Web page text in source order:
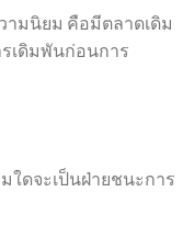
ามนิยม คือมีตลาดเดิม
เดิมพันก่อนการ
ใดจะเป็นฝ่ายชนะการ